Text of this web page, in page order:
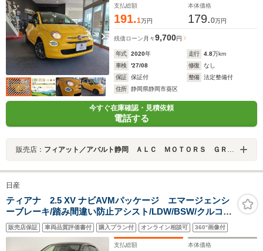
支払総額
191.1万円
本体価格
179.0万円
残価ローン 月々9,700円
年式 2020年 走行 4.8万km
車検
'27/08 修復
なし
保証
保証付 整備
法定整備付
住所
静岡県静岡市葵区
今すぐ在庫確認・見積依頼
電話する
販売店： フィアット／アバルト静岡 ＡＬＣ ＭＯＴＯＲＳ ＧＲＯＵＰ
日産
ティアナ 2.5 XV ナビAVMパッケージ エマージェンシ
ーブレーキ/踏み間違い防止アシスト/LDW/BSW/クルコ
ン/HIDヘッド・Fフォグ/黒革シート/Pシート/シートエア
コン/Pオットマン/コネクトナビゲーション/アラウンドビ
ュー/フルセグTV/DVD/Bluetooth/ETC
販売店保証 車両品質評価書付 購入プラン付 オンライン相談可 360°画像付
支払総額 本体価格